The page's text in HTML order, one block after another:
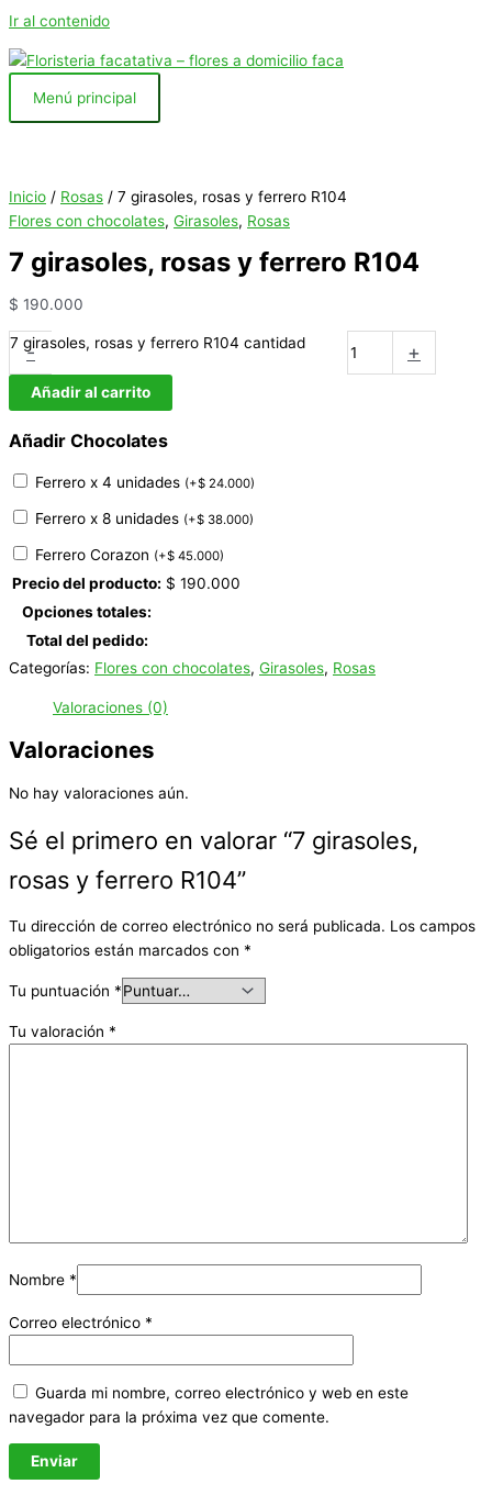
Ir al contenido
Menú principal
Inicio / Rosas / 7 girasoles, rosas y ferrero R104
Flores con chocolates, Girasoles, Rosas
7 girasoles, rosas y ferrero R104
$ 190.000
-
7 girasoles, rosas y ferrero R104 cantidad +
Añadir al carrito
Añadir Chocolates
Ferrero x 4 unidades (+$ 24.000)
Ferrero x 8 unidades (+$ 38.000)
Ferrero Corazon (+$ 45.000)
Precio del producto: $ 190.000
Opciones totales:
Total del pedido:
Categorías: Flores con chocolates, Girasoles, Rosas
Valoraciones (0)
Valoraciones
No hay valoraciones aún.
Sé el primero en valorar “7 girasoles,
rosas y ferrero R104”
Tu dirección de correo electrónico no será publicada. Los campos
obligatorios están marcados con *
Tu puntuación *
Tu valoración *
Nombre *
Correo electrónico *
Guarda mi nombre, correo electrónico y web en este
navegador para la próxima vez que comente.